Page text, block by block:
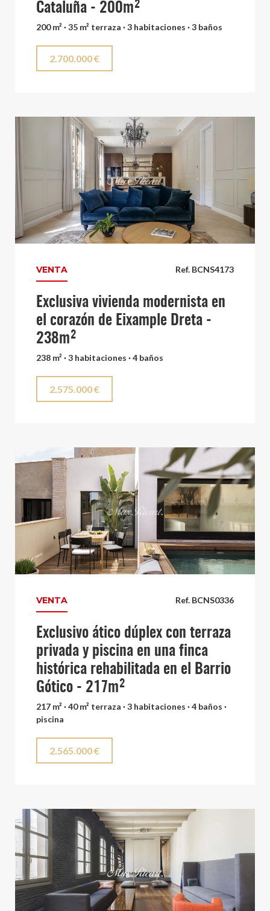
Cataluña - 200m²
200 m² · 35 m² terraza · 3 habitaciones · 3 baños
2.700.000 €
Ref. BCNS4173
VENTA
Exclusiva vivienda modernista en
el corazón de Eixample Dreta -
238m²
238 m² · 3 habitaciones · 4 baños
2.575.000 €
Ref. BCNS0336
VENTA
Exclusivo ático dúplex con terraza
privada y piscina en una finca
histórica rehabilitada en el Barrio
Gótico - 217m²
217 m² · 40 m² terraza · 3 habitaciones · 4 baños ·
piscina
2.565.000 €